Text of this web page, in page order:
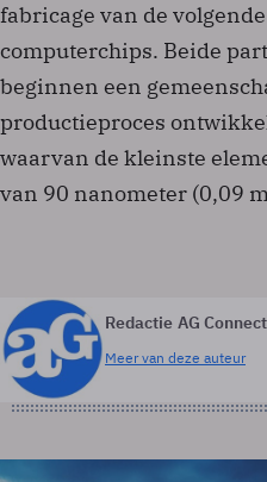
fabricage van de
computerchips. Beide
beginnen een
productieproces
waarvan de kleinste
van 90 nanometer (0,09
Redactie AG Connect
Meer van deze auteur